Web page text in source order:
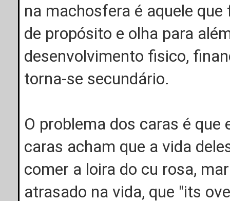
na machosfera é aquele
de propósito e olha para
desenvolvimento fisico,
torna-se secundário.
O problema dos caras é
caras acham que a vida
comer a loira do cu rosa,
atrasado na vida, que "its